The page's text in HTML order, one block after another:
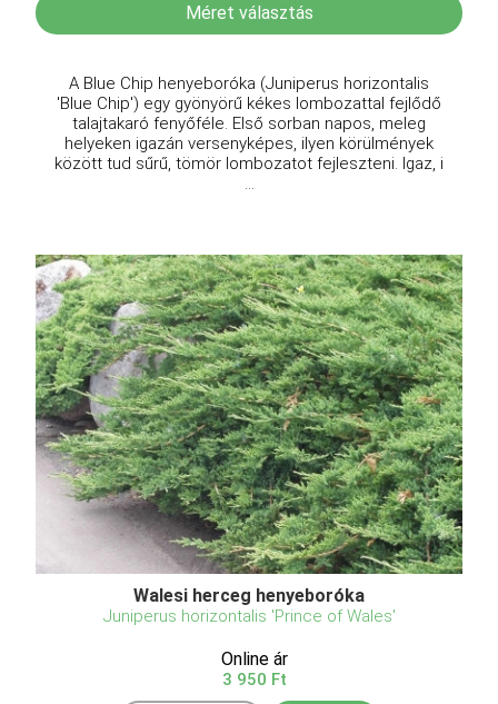
Méret választás
A Blue Chip henyeboróka (Juniperus horizontalis
'Blue Chip') egy gyönyörű kékes lombozattal fejlődő
talajtakaró fenyőféle. Első sorban napos, meleg
helyeken igazán versenyképes, ilyen körülmények
között tud sűrű, tömör lombozatot fejleszteni. Igaz, i
...
Walesi herceg henyeboróka
Juniperus horizontalis 'Prince of Wales'
Online ár
3 950 Ft